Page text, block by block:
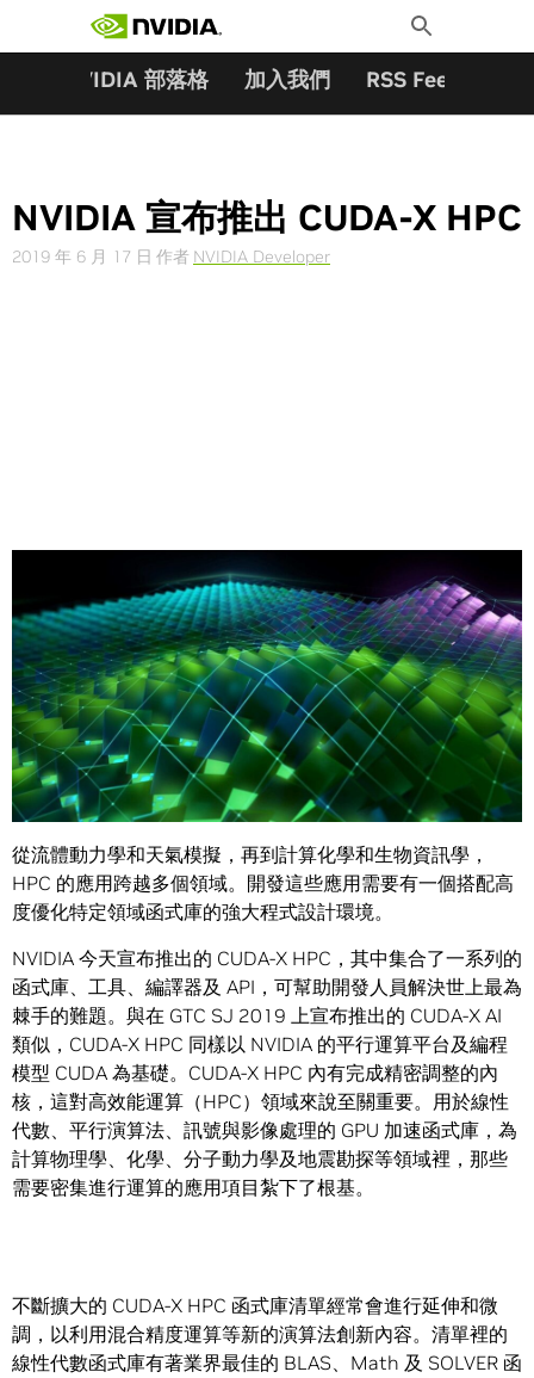
Toggle
Search
NVIDIA 部落格 加入我們 RSS Feeds
NVIDIA 宣布推出 CUDA-X HPC
2019 年 6 月 17 日 作者 NVIDIA Developer
為開發人員提供多項函式庫與工具，以促進其下一波科學突
破
從流體動力學和天氣模擬，再到計算化學和生物資訊學，
HPC 的應用跨越多個領域。開發這些應用需要有一個搭配高
度優化特定領域函式庫的強大程式設計環境。
NVIDIA 今天宣布推出的 CUDA-X HPC，其中集合了一系列的
函式庫、工具、編譯器及 API，可幫助開發人員解決世上最為
棘手的難題。與在 GTC SJ 2019 上宣布推出的 CUDA-X AI
類似，CUDA-X HPC 同樣以 NVIDIA 的平行運算平台及編程
模型 CUDA 為基礎。CUDA-X HPC 內有完成精密調整的內
核，這對高效能運算（HPC）領域來說至關重要。用於線性
代數、平行演算法、訊號與影像處理的 GPU 加速函式庫，為
計算物理學、化學、分子動力學及地震勘探等領域裡，那些
需要密集進行運算的應用項目紮下了根基。
不斷擴大的 CUDA-X HPC 函式庫清單經常會進行延伸和微
調，以利用混合精度運算等新的演算法創新內容。清單裡的
線性代數函式庫有著業界最佳的 BLAS、Math 及 SOLVER 函